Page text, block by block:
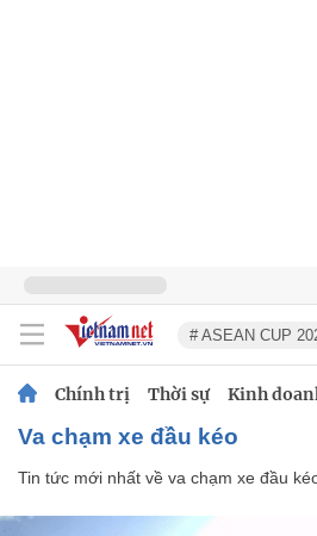
# ASEAN CUP
Chính trị Thời sự Kinh
va chạm xe đầu kéo
Tin tức mới nhất về va chạm xe đầu